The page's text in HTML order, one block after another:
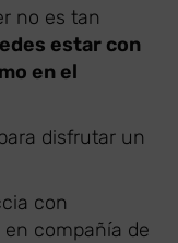
no es tan
estar con
en el
disfrutar un
con
compañía de